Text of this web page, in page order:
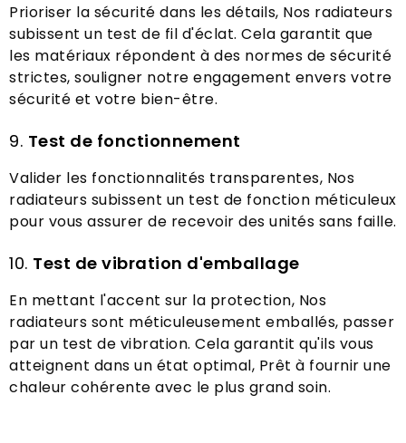
Prioriser la sécurité dans les détails, Nos radiateurs
subissent un test de fil d'éclat. Cela garantit que
les matériaux répondent à des normes de sécurité
strictes, souligner notre engagement envers votre
sécurité et votre bien-être.
9. Test de fonctionnement
Valider les fonctionnalités transparentes, Nos
radiateurs subissent un test de fonction méticuleux
pour vous assurer de recevoir des unités sans faille.
10. Test de vibration d'emballage
En mettant l'accent sur la protection, Nos
radiateurs sont méticuleusement emballés, passer
par un test de vibration. Cela garantit qu'ils vous
atteignent dans un état optimal, Prêt à fournir une
chaleur cohérente avec le plus grand soin.